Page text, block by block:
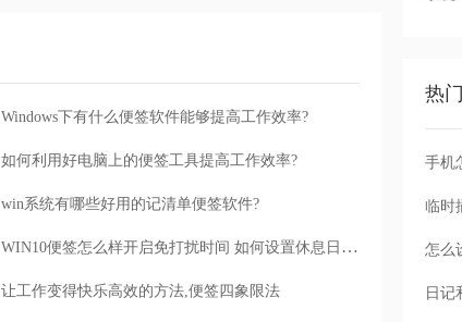
Windows下有什么便签软件能够提高工作效率?
如何利用好电脑上的便签工具提高工作效率?
win系统有哪些好用的记清单便签软件?
WIN10便签怎么样开启免打扰时间 如何设置休息日消息免打扰
让工作变得快乐高效的方法,便签四象限法
热
手机
怎么